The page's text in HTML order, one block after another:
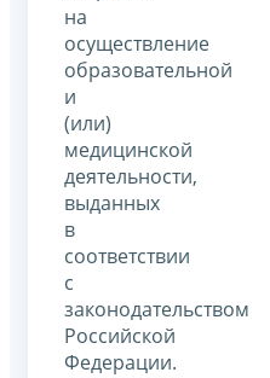
на
осуществление
образовательной
и
(или)
медицинской
деятельности,
выданных
в
соответствии
с
законодательством
Российской
Федерации.